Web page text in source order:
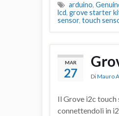
arduino,
lcd, grove starter
sensor, touch
MAR
27 DiMauro
Il Grove i2c touch
connettendoli in